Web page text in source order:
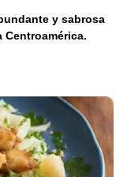
y sabrosa
Centroamérica.